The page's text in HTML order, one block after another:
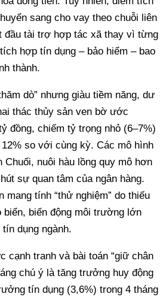
sang cho vay theo chuỗi liên
đầu tài trợ hợp tác xã thay vì từng
hợp tín dụng – bảo hiểm – bao
thành.
dò” nhưng giàu tiềm năng, dư
thác thủy sản ven bờ ước
đồng, chiếm tỷ trọng nhỏ (6–7%)
so với cùng kỳ. Các mô hình
Chuối, nuôi hàu lồng quy mô hơn
sự quan tâm của ngân hàng.
mang tính “thử nghiệm” do thiếu
biến động môi trường lớn
dụng ngành.
cạnh tranh và bài toán “giữ chân
chú ý là tăng trưởng huy động
tín dụng (3,6%) trong 4 tháng